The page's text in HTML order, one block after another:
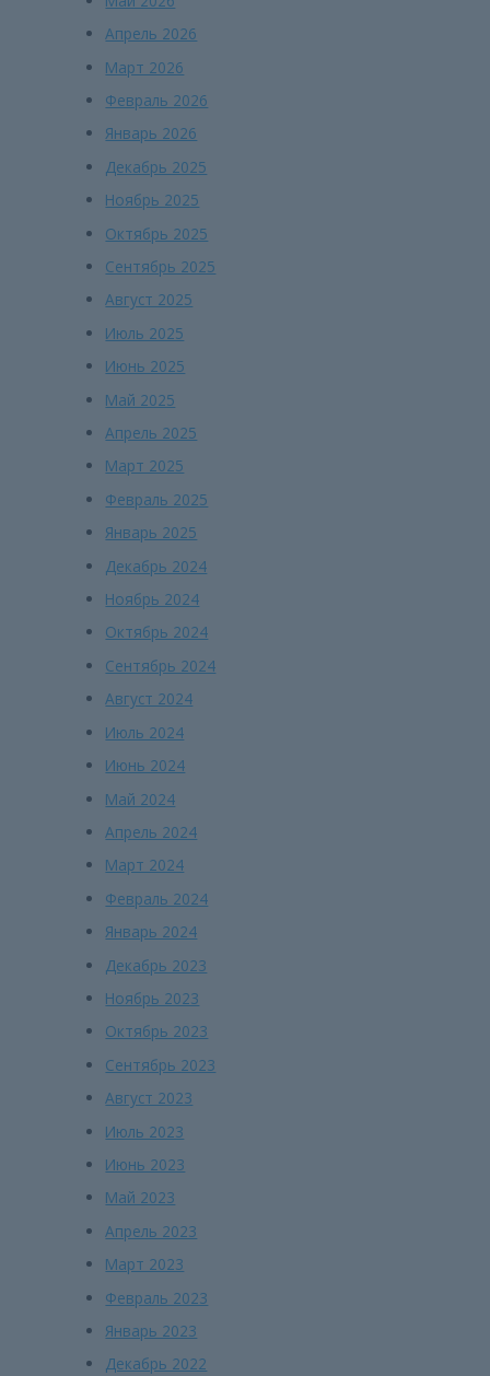
Апрель 2026
Март 2026
Февраль 2026
Январь 2026
Декабрь 2025
Ноябрь 2025
Октябрь 2025
Сентябрь 2025
Август 2025
Июль 2025
Июнь 2025
Май 2025
Апрель 2025
Март 2025
Февраль 2025
Январь 2025
Декабрь 2024
Ноябрь 2024
Октябрь 2024
Сентябрь 2024
Август 2024
Июль 2024
Июнь 2024
Май 2024
Апрель 2024
Март 2024
Февраль 2024
Январь 2024
Декабрь 2023
Ноябрь 2023
Октябрь 2023
Сентябрь 2023
Август 2023
Июль 2023
Июнь 2023
Май 2023
Апрель 2023
Март 2023
Февраль 2023
Январь 2023
Декабрь 2022